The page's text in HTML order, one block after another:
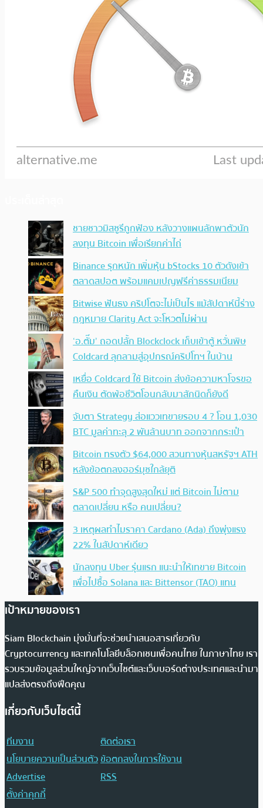
ชายชาวมิสซูรีถูกฟ้อง หลังวางแผนลักพาตัวนัก
ลงทุน Bitcoin เพื่อเรียกค่าไถ่
Binance รุกหนัก เพิ่มหุ้น bStocks 10 ตัวดังเข้า
ตลาดสปอต พร้อมแคมเปญฟรีค่าธรรมเนียม
Bitwise ฟันธง คริปโตจะไม่เป็นไร แม้สัปดาห์นี้ร่าง
กฎหมาย Clarity Act จะโหวตไม่ผ่าน
‘อ.ตั๊ม’ ถอดปลั้ก Blockclock เก็บเข้าตู้ หวั่นพิษ
Coldcard ลุกลามสู่อุปกรณ์คริปโทฯ ในบ้าน
เหยื่อ Coldcard ใช้ Bitcoin ส่งข้อความหาโจรขอ
คืนเงิน ตัดพ้อชีวิตโอนกลับมาสักนิดก็ยังดี
จับตา Strategy ส่อแววเทขายรอบ 4 ? โอน 1,030
BTC มูลค่าทะลุ 2 พันล้านบาท ออกจากกระเป๋า
Bitcoin ทรงตัว $64,000 สวนทางหุ้นสหรัฐฯ ATH
หลังข้อตกลงฮอร์มุซใกล้ยุติ
S&P 500 ทำจุดสูงสุดใหม่ แต่ Bitcoin ไม่ตาม
ตลาดเปลี่ยน หรือ คนเปลี่ยน?
3 เหตุผลทำไมราคา Cardano (Ada) ถึงพุ่งแรง
22% ในสัปดาห์เดียว
นักลงทุน Uber รุ่นแรก แนะนำให้เทขาย Bitcoin
เพื่อไปซื้อ Solana และ Bittensor (TAO) แทน
เป้าหมายของเรา
Siam Blockchain มุ่งมั่นที่จะช่วยนำเสนอสารเกี่ยวกับ
Cryptocurrency และเทคโนโลยีบล็อกเชนเพื่อคนไทย ในภาษาไทย เรา
รวบรวมข้อมูลส่วนใหญ่จากเว็บไซต์และเว็บบอร์ดต่างประเทศและนำมา
แปลส่งตรงถึงฟีดคุณ
เกี่ยวกับเว็บไซต์นี้
ทีมงาน
ติดต่อเรา
นโยบายความเป็นส่วนตัวข้อตกลงในการใช้งาน
Advertise
RSS
ตั้งค่าคุกกี้